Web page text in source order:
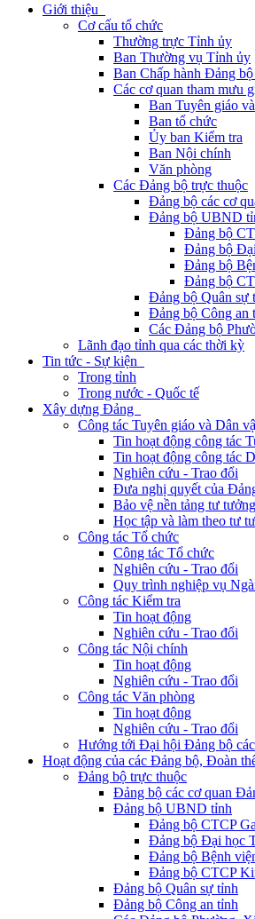
Giới thiệu
Cơ cấu tổ chức
Thường trực Tỉnh ủy
Ban Thường vụ Tỉnh ủy
Ban Chấp hành Đảng
Các cơ quan tham mưu
Ban Tuyên giáo
Ban tổ chức
Ủy ban Kiểm tra
Ban Nội chính
Văn phòng
Các Đảng bộ trực thuộc
Đảng bộ các cơ
Đảng bộ UBND
Đảng bộ
Đảng bộ
Đảng bộ
Đảng bộ
Đảng bộ Quân sự
Đảng bộ Công an
Các Đảng bộ
Lãnh đạo tỉnh qua các thời kỳ
Tin tức - Sự kiện
Trong tỉnh
Trong nước - Quốc tế
Xây dựng Đảng
Công tác Tuyên giáo và Dân
Tin hoạt động công tác
Tin hoạt động công tác
Nghiên cứu - Trao đổi
Đưa nghị quyết của
Bảo vệ nền tảng tư
Học tập và làm theo tư
Công tác Tổ chức
Công tác Tổ chức
Nghiên cứu - Trao đổi
Quy trình nghiệp vụ
Công tác Kiểm tra
Tin hoạt động
Nghiên cứu - Trao đổi
Công tác Nội chính
Tin hoạt động
Nghiên cứu - Trao đổi
Công tác Văn phòng
Tin hoạt động
Nghiên cứu - Trao đổi
Hướng tới Đại hội Đảng bộ
Hoạt động của các Đảng bộ, Đoàn
Đảng bộ trực thuộc
Đảng bộ các cơ quan
Đảng bộ UBND tỉnh
Đảng bộ CTCP
Đảng bộ Đại học
Đảng bộ Bệnh
Đảng bộ CTCP
Đảng bộ Quân sự tỉnh
Đảng bộ Công an tỉnh